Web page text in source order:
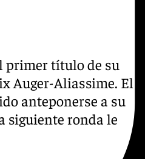
primer título de su
Auger-Aliassime. El
anteponerse a su
siguiente ronda le